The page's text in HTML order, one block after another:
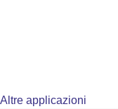
Altre applicazioni